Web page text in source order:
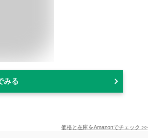
みる
価格と在庫をAmazonでチェック >>